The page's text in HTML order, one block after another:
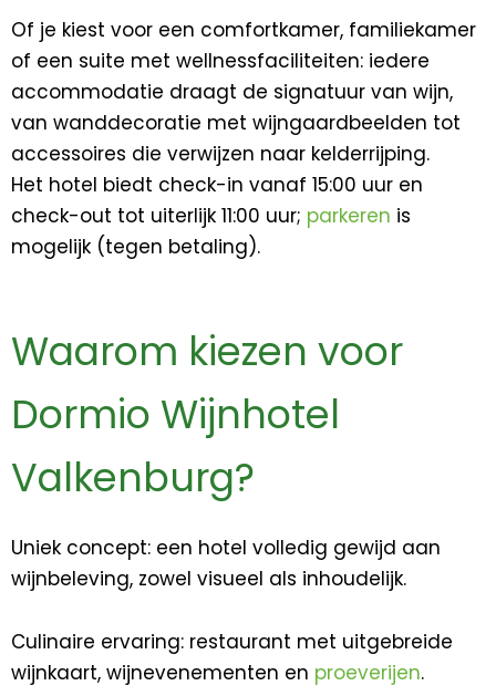
Of je kiest voor een comfort­kamer, familie­kamer
of een suite met wellnessfaciliteiten: iedere
accommodatie draagt de signatuur van wijn,
van wand­decoratie met wijngaard­beelden tot
accessoires die verwijzen naar kelder­rijping.
Het hotel biedt check-in vanaf 15:00 uur en
check-out tot uiterlijk 11:00 uur; parkeren is
mogelijk (tegen betaling).
Waarom kiezen voor
Dormio Wijnhotel
Valkenburg?
Uniek concept: een hotel volledig gewijd aan
wijnbeleving, zowel visueel als inhoudelijk.
Culinaire ervaring: restaurant met uitgebreide
wijnkaart, wijnevenementen en proeverijen.